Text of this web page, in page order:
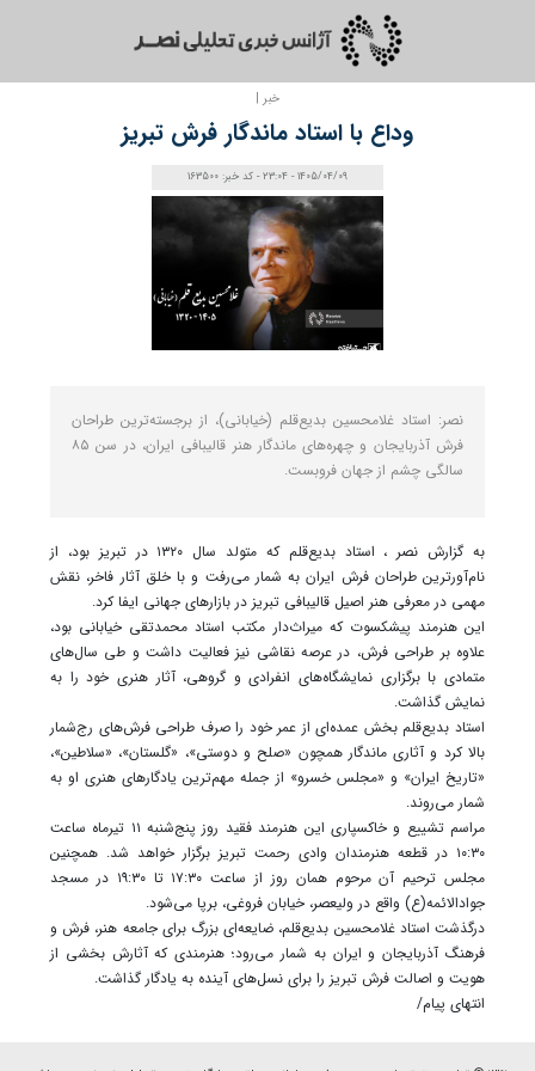
خبر |
وداع با استاد ماندگار فرش تبریز
1405/04/09 - 23:04 - کد خبر: 163500
نصر: استاد غلامحسین بدیع‌قلم (خیابانی)، از برجسته‌ترین طراحان
فرش آذربایجان و چهره‌های ماندگار هنر قالیبافی ایران، در سن ۸۵
سالگی چشم از جهان فروبست.
به گزارش نصر ، استاد بدیع‌قلم که متولد سال ۱۳۲۰ در تبریز بود، از
نام‌آورترین طراحان فرش ایران به شمار می‌رفت و با خلق آثار فاخر، نقش
مهمی در معرفی هنر اصیل قالیبافی تبریز در بازارهای جهانی ایفا کرد.
این هنرمند پیشکسوت که میراث‌دار مکتب استاد محمدتقی خیابانی بود،
علاوه بر طراحی فرش، در عرصه نقاشی نیز فعالیت داشت و طی سال‌های
متمادی با برگزاری نمایشگاه‌های انفرادی و گروهی، آثار هنری خود را به
نمایش گذاشت.
استاد بدیع‌قلم بخش عمده‌ای از عمر خود را صرف طراحی فرش‌های رج‌شمار
بالا کرد و آثاری ماندگار همچون «صلح و دوستی»، «گلستان»، «سلاطین»،
«تاریخ ایران» و «مجلس خسرو» از جمله مهم‌ترین یادگارهای هنری او به
شمار می‌روند.
مراسم تشییع و خاکسپاری این هنرمند فقید روز پنج‌شنبه ۱۱ تیرماه ساعت
۱۰:۳۰ در قطعه هنرمندان وادی رحمت تبریز برگزار خواهد شد. همچنین
مجلس ترحیم آن مرحوم همان روز از ساعت ۱۷:۳۰ تا ۱۹:۳۰ در مسجد
جوادالائمه(ع) واقع در ولیعصر، خیابان فروغی، برپا می‌شود.
درگذشت استاد غلامحسین بدیع‌قلم، ضایعه‌ای بزرگ برای جامعه هنر، فرش و
فرهنگ آذربایجان و ایران به شمار می‌رود؛ هنرمندی که آثارش بخشی از
هویت و اصالت فرش تبریز را برای نسل‌های آینده به یادگار گذاشت.
انتهای پیام/